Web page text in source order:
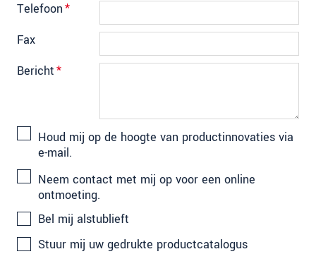
Telefoon*
Fax
Bericht*
Houd mij op de hoogte van productinnovaties via
e-mail.
Neem contact met mij op voor een online
ontmoeting.
Bel mij alstublieft
Stuur mij uw gedrukte productcatalogus